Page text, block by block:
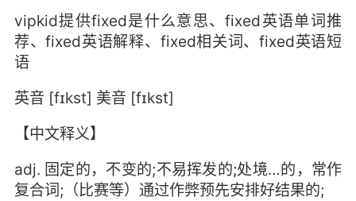
vipkid提供fixed是什么意思、fixed英语单词推
荐、fixed英语解释、fixed相关词、fixed英语短
语
英音 [fɪkst] 美音 [fɪkst]
【中文释义】
adj. 固定的，不变的;不易挥发的;处境…的，常作
复合词;（比赛等）通过作弊预先安排好结果的;